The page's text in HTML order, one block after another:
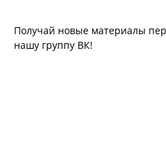
Получай новые материалы
нашу группу ВК!